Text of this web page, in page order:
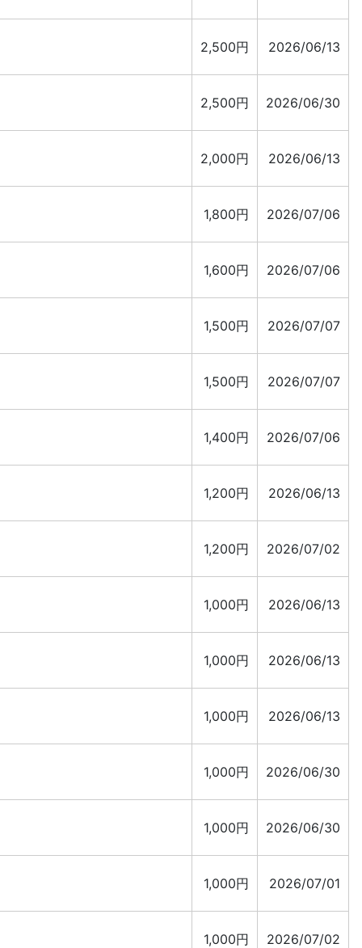
2,500円 2026/06/13
2,500円 2026/06/30
2,000円 2026/06/13
1,800円 2026/07/06
1,600円 2026/07/06
1,500円 2026/07/07
1,500円 2026/07/07
1,400円 2026/07/06
1,200円 2026/06/13
1,200円 2026/07/02
1,000円 2026/06/13
1,000円 2026/06/13
1,000円 2026/06/13
1,000円 2026/06/30
1,000円 2026/06/30
1,000円 2026/07/01
1,000円 2026/07/02